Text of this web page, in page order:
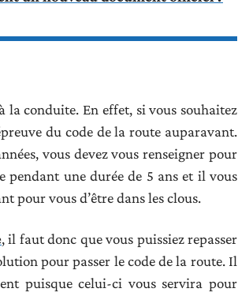
la conduite. En effet, si vous souhaitez
du code de la route auparavant.
vous devez vous renseigner pour
pendant une durée de 5 ans et il vous
pour vous d’être dans les clous.
, il faut donc que vous puissiez repasser
pour passer le code de la route. Il
puisque celui-ci vous servira pour